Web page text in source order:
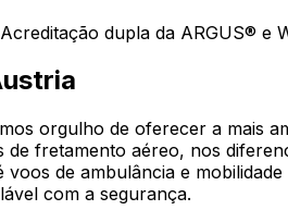
dupla da ARGUS®
orgulho de oferecer a mais
fretamento aéreo, nos
de ambulância e
com a segurança.